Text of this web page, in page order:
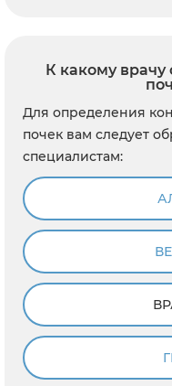
К какому врачу
Для определения
почек вам следует
специалистам: